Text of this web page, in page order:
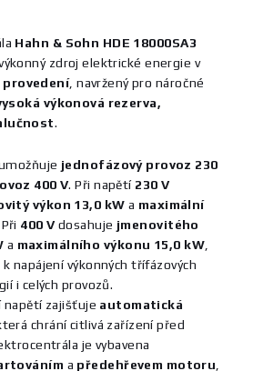
Hahn & Sohn HDE 18000SA3
zdroj elektrické energie v
, navržený pro náročné
výkonová rezerva,
.
jednofázový provoz 230
400 V. Při napětí 230 V
výkon 13,0 kW a maximální
400 Vdosahuje jmenovitého
a maximálního výkonu 15,0 kW,
napájení výkonných třífázových
i celých provozů.
napětí zajišťuje automatická
která chrání citlivá zařízení před
je vybavena
a předehřevem motoru